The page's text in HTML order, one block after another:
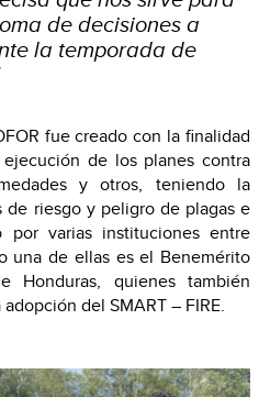
de decisiones a
la temporada de
fue creado con la finalidad
de los planes contra
y otros, teniendo la
de riesgo y peligro de plagas e
por varias instituciones entre
una de ellas es el Benemérito
Honduras, quienes también
del SMART – FIRE.